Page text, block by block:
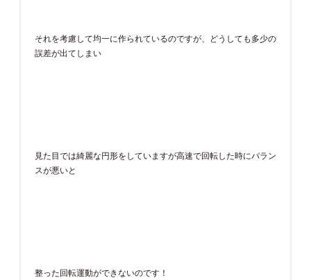
それを考慮して均一に作られているのですが、どうしても多少の
誤差が出てしまい
見た目では綺麗な円形をしていますが高速で回転した時にバラン
スが悪いと
整った回転運動ができないのです！